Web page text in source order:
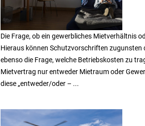
Die Frage, ob ein gewerbliches Mietverhältnis
Hieraus können Schutzvorschriften
ebenso die Frage, welche Betriebskosten zu
Mietvertrag nur entweder Mietraum oder
diese „entweder/oder – ...